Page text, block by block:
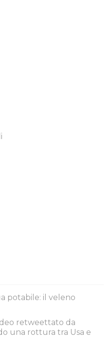
potabile: il veleno
retweettato da
una rottura tra Usa e